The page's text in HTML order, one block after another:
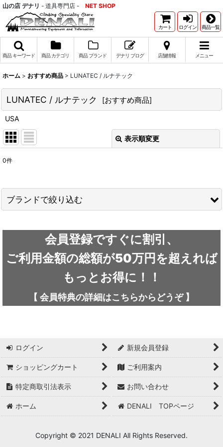
山の店 デナリ - 道具専門店 - NET SHOP
カート ログイン 商品一覧
商品 キーワード 商品 カテゴリ 商品 ブランド デナリ ブログ 店舗情報 メニュー
ホーム > おすすめ商品 > LUNATEC / ルナテック
LUNATEC / ルナテック [おすすめ商品]
USA
表示順変更
並び順
0件
ブランドで絞り込む
outdoor element / アウトドアエレメント
AKLIMA / アクリマ
adidas FIVE TEN / アディダス ファイブテン
Atlas / アトラス
ARAI TENT(RIPEN) / アライテント(ライペン)
UNPARALLEL / アンパラレル
会員登録ですぐに割引、
ご利用金額の総額が50万円を超えれば
もっとお得に！！
【 会員特典の詳細はこちらから どうぞ】
ログイン 新規会員登録
ショッピングカート ご利用案内
特定商取引法表示 お問い合わせ
ホーム DENALI TOPページ
Copyright © 2021 DENALI All Rights Reserved.